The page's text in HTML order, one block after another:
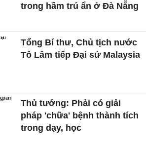
trong hầm trú ẩn ở Đà Nẵng
Tổng Bí thư, Chủ tịch nước
Tô Lâm tiếp Đại sứ Malaysia
Thủ tướng: Phải có giải
pháp 'chữa' bệnh thành tích
trong dạy, học